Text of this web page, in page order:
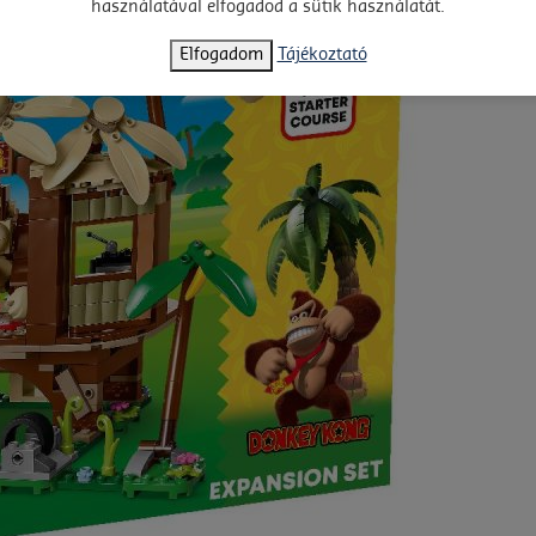
használatával elfogadod a sütik használatát.
Elfogadom Tájékoztató